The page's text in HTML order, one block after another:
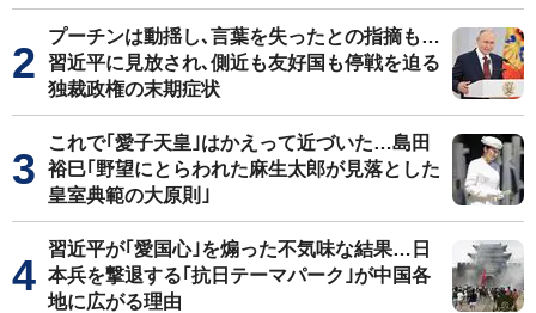
プーチンは動揺し､言葉を失ったとの指摘も…
習近平に見放され､側近も友好国も停戦を迫る
独裁政権の末期症状
これで｢愛子天皇｣はかえって近づいた…島田
裕巳｢野望にとらわれた麻生太郎が見落とした
皇室典範の大原則｣
習近平が｢愛国心｣を煽った不気味な結果…日
本兵を撃退する｢抗日テーマパーク｣が中国各
地に広がる理由